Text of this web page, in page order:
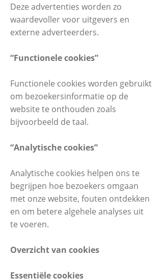
Deze advertenties worden zo
waardevoller voor uitgevers en
externe adverteerders.
“Functionele cookies”
Functionele cookies worden gebruikt
om bezoekersinformatie op de
website te onthouden zoals
bijvoorbeeld de taal.
“Analytische cookies”
Analytische cookies helpen ons te
begrijpen hoe bezoekers omgaan
met onze website, fouten ontdekken
en om betere algehele analyses uit
te voeren.
Overzicht van cookies
Essentiële cookies